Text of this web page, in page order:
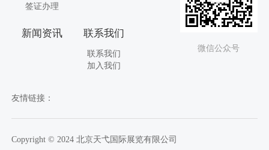
签证办理
新闻资讯 联系我们
联系我们
加入我们
微信公众号
友情链接：
Copyright © 2024 北京天弋国际展览有限公司